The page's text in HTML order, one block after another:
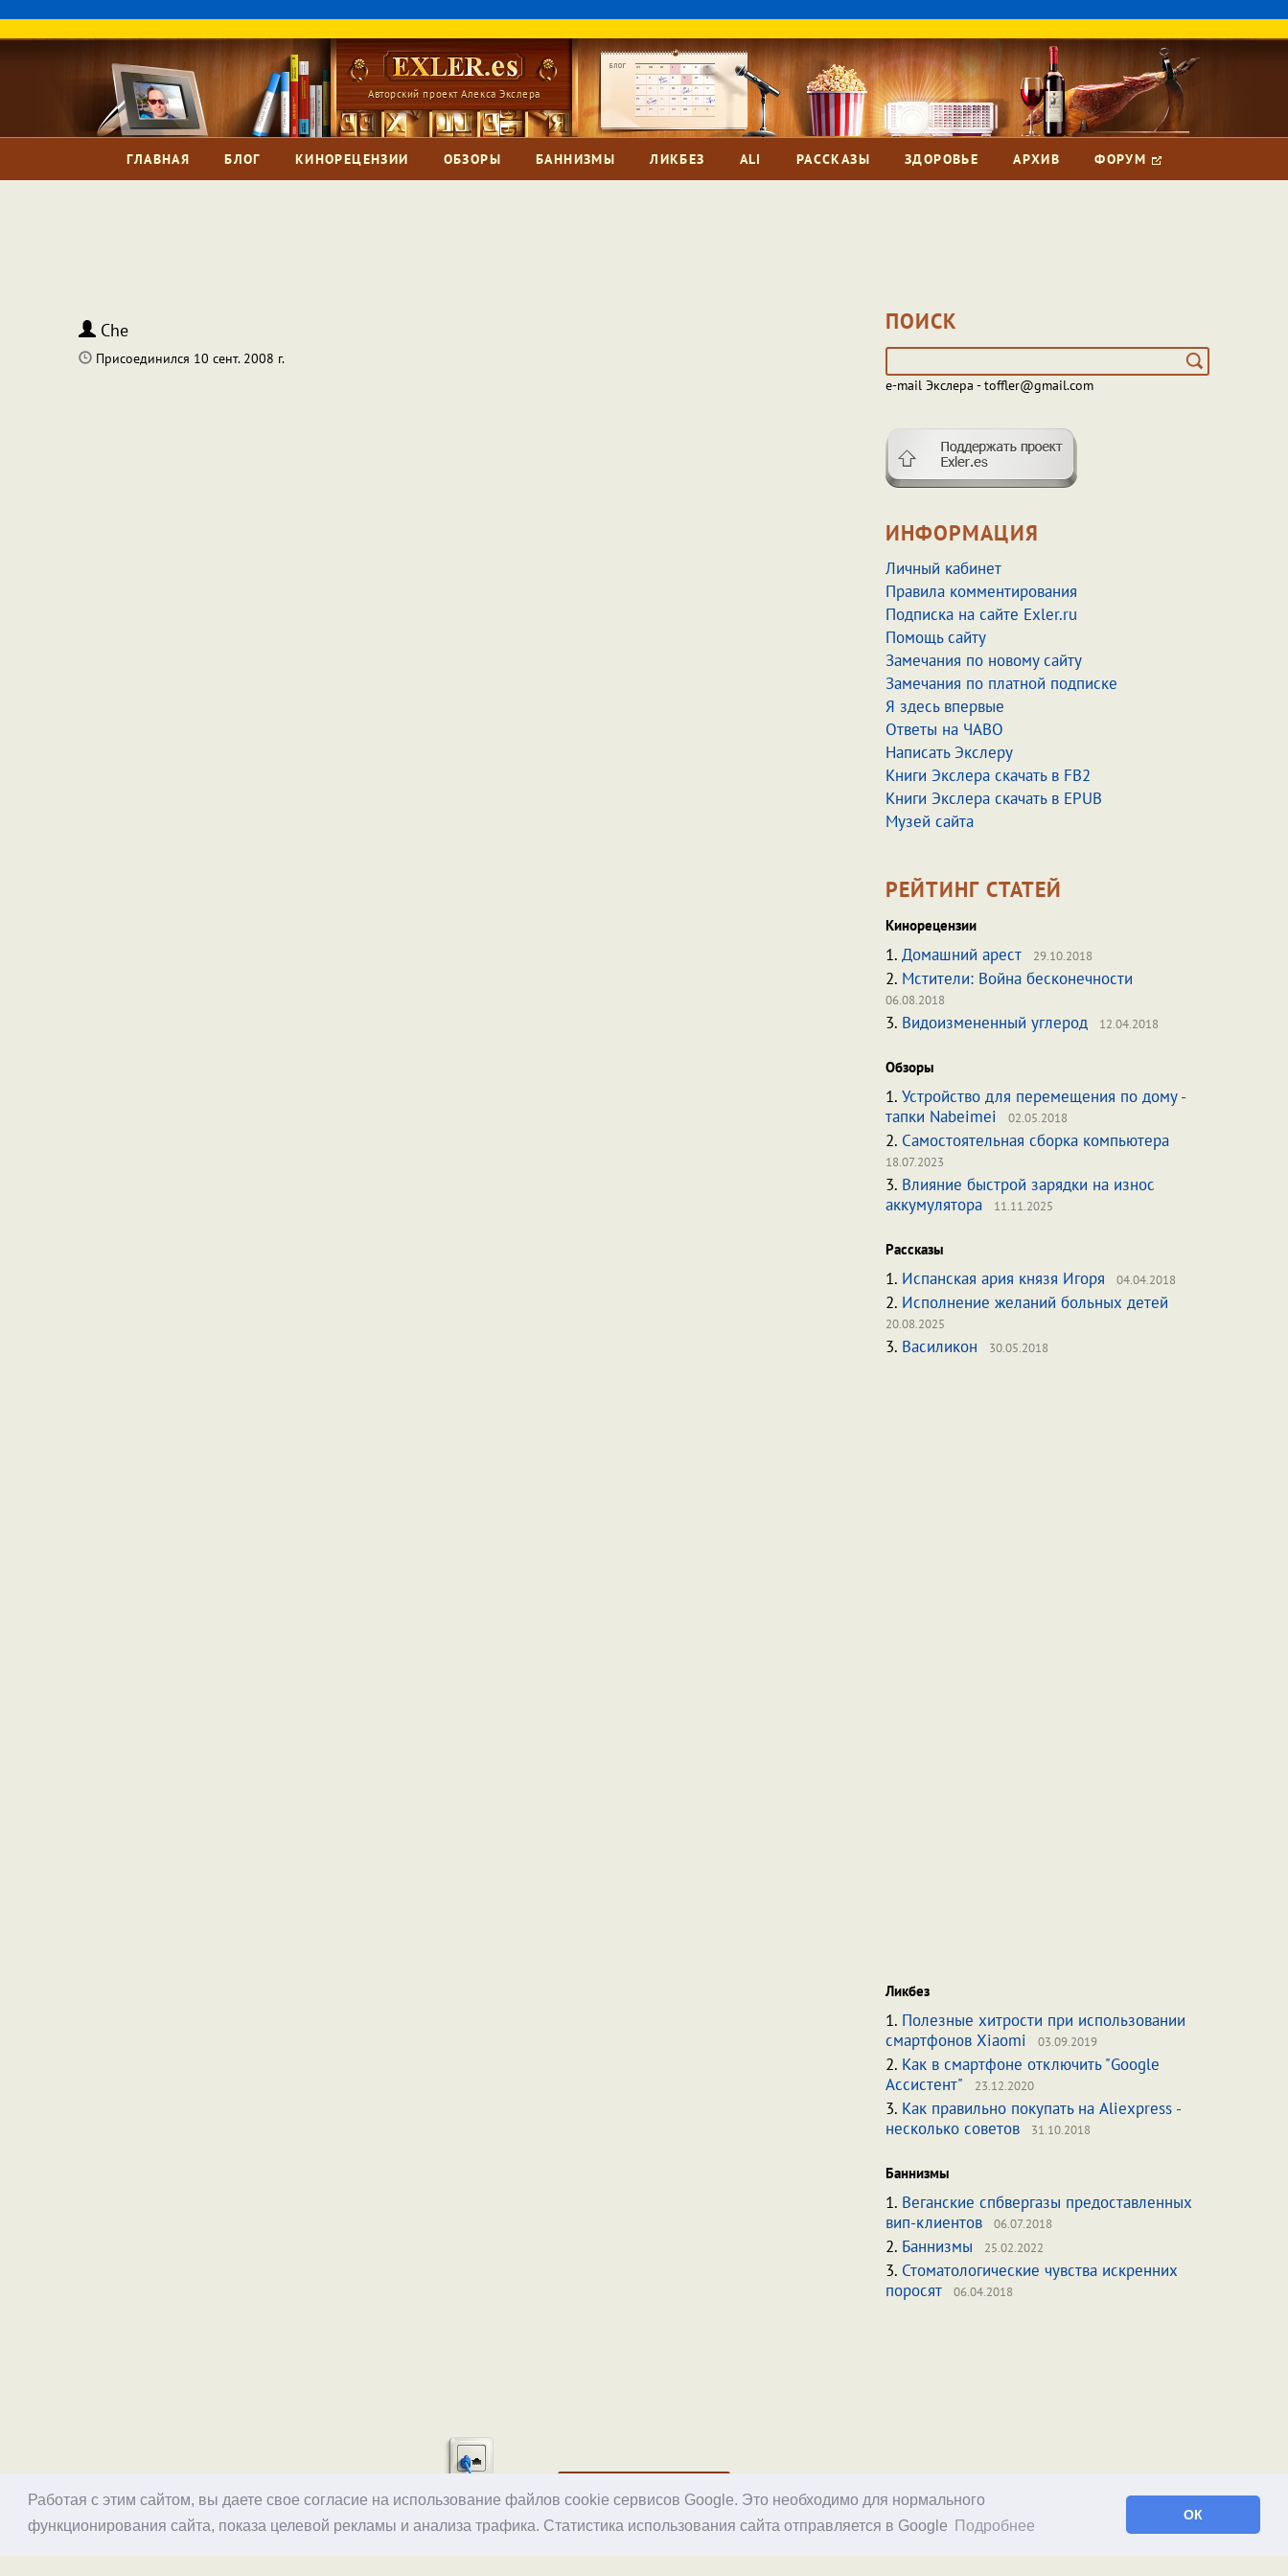
Работая с этим сайтом, вы даете свое согласие на использование файлов cookie сервисов Google. Это необходимо для нормального
функционирования сайта, показа целевой рекламы и анализа трафика. Статистика использования сайта отправляется в Google
Подробнее
ОК
Авторский проект Алекса Экслера
ГЛАВНАЯ БЛОГ КИНОРЕЦЕНЗИИ ОБЗОРЫ БАННИЗМЫ ЛИКБЕЗ ALI РАССКАЗЫ ЗДОРОВЬЕ АРХИВ ФОРУМ
Che
Присоединился 10 сент. 2008 г.
ПОИСК
e-mail Экслера - toffler@gmail.com
ИНФОРМАЦИЯ
Личный кабинет
Правила комментирования
Подписка на сайте Exler.ru
Помощь сайту
Замечания по новому сайту
Замечания по платной подписке
Я здесь впервые
Ответы на ЧАВО
Написать Экслеру
Книги Экслера скачать в FB2
Книги Экслера скачать в EPUB
Музей сайта
РЕЙТИНГ СТАТЕЙ
Кинорецензии
1. Домашний арест 29.10.2018
2. Мстители: Война бесконечности
06.08.2018
3. Видоизмененный углерод 12.04.2018
Обзоры
1. Устройство для перемещения по дому -
тапки Nabeimei
02.05.2018
2. Самостоятельная сборка компьютера
18.07.2023
3. Влияние быстрой зарядки на износ
аккумулятора
11.11.2025
Рассказы
1. Испанская ария князя Игоря 04.04.2018
2. Исполнение желаний больных детей
20.08.2025
3. Василикон 30.05.2018
Ликбез
1. Полезные хитрости при использовании
смартфонов Xiaomi
03.09.2019
2. Как в смартфоне отключить "Google
Ассистент"
23.12.2020
3. Как правильно покупать на Aliexpress -
несколько советов
31.10.2018
Баннизмы
1. Веганские спбвергазы предоставленных
вип-клиентов
06.07.2018
2. Баннизмы 25.02.2022
3. Стоматологические чувства искренних
поросят
06.04.2018
© 1998–2026 Alex Exler RSS блога